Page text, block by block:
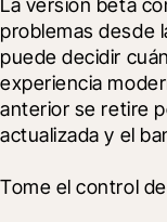
La versión beta
problemas desde
puede decidir
experiencia
anterior se retire
actualizada y el
Tome el control